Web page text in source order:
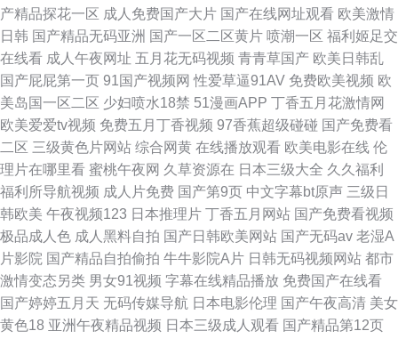
产精品探花一区 成人免费国产大片 国产在线网址观看 欧美激情
日韩 国产精品无码亚洲 国产一区二区黄片 喷潮一区 福利姬足交
在线看 成人午夜网址 五月花无码视频 青青草国产 欧美日韩乱
国产屁屁第一页 91国产视频网 性爱草逼91AV 免费欧美视频 欧
美岛国一区二区 少妇喷水18禁 51漫画APP 丁香五月花激情网
欧美爱爱tv视频 免费五月丁香视频 97香蕉超级碰碰 国产免费看
二区 三级黄色片网站 综合网黄 在线播放观看 欧美电影在线 伦
理片在哪里看 蜜桃午夜网 久草资源在 日本三级大全 久久福利
福利所导航视频 成人片免费 国产第9页 中文字幕bt原声 三级日
韩欧美 午夜视频123 日本推理片 丁香五月网站 国产免费看视频
极品成人色 成人黑料自拍 国产日韩欧美网站 国产无码av 老湿A
片影院 国产精品自拍偷拍 牛牛影院A片 日韩无码视频网站 都市
激情变态另类 男女91视频 字幕在线精品播放 免费国产在线看
国产婷婷五月天 无码传媒导航 日本电影伦理 国产午夜高清 美女
黄色18 亚洲午夜精品视频 日本三级成人观看 国产精品第12页